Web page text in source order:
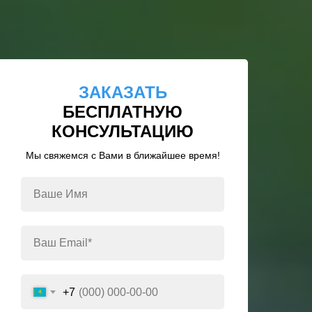
ЗАКАЗАТЬ
БЕСПЛАТНУЮ
КОНСУЛЬТАЦИЮ
Мы свяжемся с Вами в ближайшее время!
+7